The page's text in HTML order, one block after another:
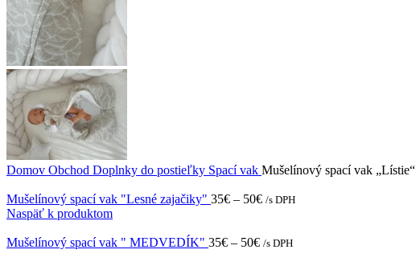
Domov Obchod Doplnky do postieľky Spací vak Mušelínový spací vak „Lístie“
Mušelínový spací vak "Lesné zajačiky" 35€ – 50€ /s DPH
Naspäť k produktom
Mušelínový spací vak " MEDVEDÍK" 35€ – 50€ /s DPH